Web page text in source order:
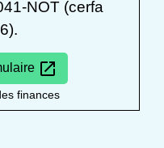
NOT (cerfa
open_in_new
finances